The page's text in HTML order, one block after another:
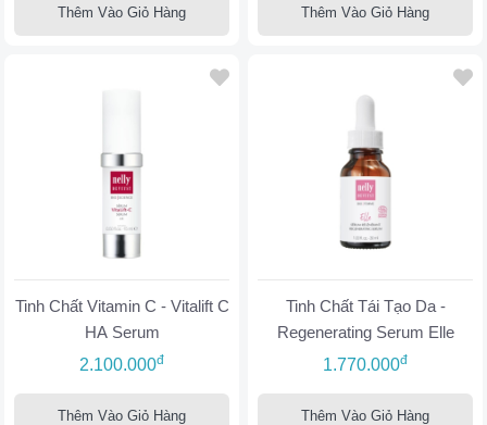
Thêm Vào Giỏ Hàng Thêm Vào Giỏ Hàng
Tinh Chất Vitamin C - Vitalift C
HA Serum
2.100.000đ
Thêm Vào Giỏ Hàng
Tinh Chất Tái Tạo Da -
Regenerating Serum Elle
1.770.000đ
Thêm Vào Giỏ Hàng